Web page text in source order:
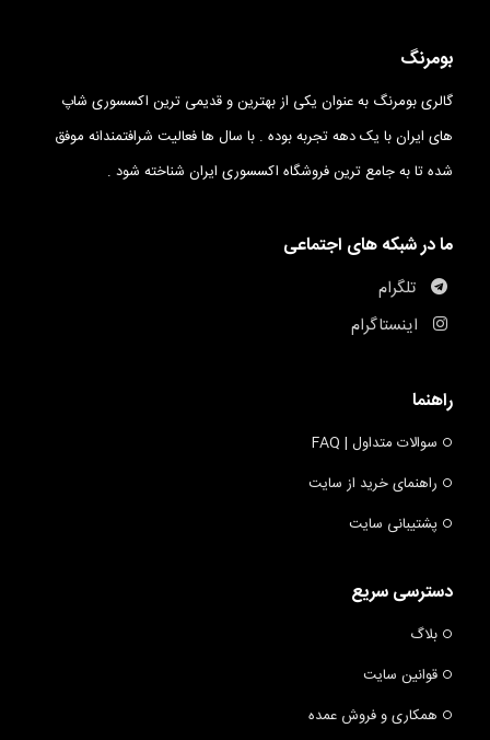
بومرنگ
گالری بومرنگ به عنوان یکی از بهترین و قدیمی ترین اکسسوری شاپ
های ایران با یک دهه تجربه بوده . با سال ها فعالیت شرافتمندانه موفق
شده تا به جامع ترین فروشگاه اکسسوری ایران شناخته شود .
ما در شبکه های اجتماعی
تلگرام
اینستاگرام
راهنما
سوالات متداول | FAQ
راهنمای خرید از سایت
پشتیبانی سایت
دسترسی سریع
بلاگ
قوانین سایت
همکاری و فروش عمده